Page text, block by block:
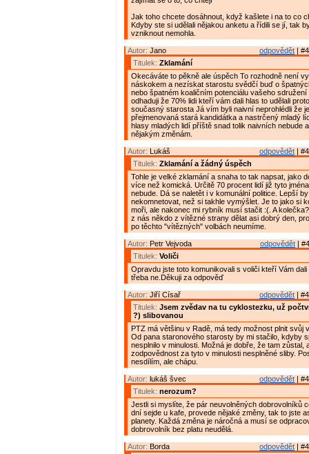
Jak toho chcete dosáhnout, když kašlete i na to co
Kdyby ste si udělali nějakou anketu a řídili se jí, tak
vzniknout nemohla.
odpovědět |
Autor: Jano
Titulek: Zklamání
Okecáváte to pěkně ale úspěch To rozhodně není
náskokem a nezískat starostu svědčí buď o
nebo špatném koaličním potenciálu vašeho sdružení
odhaduji že 70% lidi kteří vám dali hlas to udělali
současný starosta Já vím byli naivní neprohlédli že
přejmenovaná stará kandidátka a nastrčený mladý
hlasy mladých lidí příště snad tolik naivních nebude
nějakým změnám.
odpovědět |
Autor: Lukáš
Titulek: Zklamání a žádný úspěch
Tohle je velké zklamání a snaha to tak napsat, jako
více než komická. Určitě 70 procent lidí již tyto
nebude. Dá se naletět i v komunální politice. Lepší
nekomnetovat, než si takhle vymýšlet. Je to jako si
moři, ale nakonec mi rybník musí stačit :(. A
z nás někdo z vítězné strany dělat asi dobrý den,
po těchto "vítězných" volbách neumíme.
odpovědět |
Autor: Petr Vejvoda
Titulek: Voliči
Opravdu jste toto komunikovali s voliči kteří Vám dali
třeba ne.Děkuji za odpověď
odpovědět |
Autor: Jiří Císař
Titulek: Jsem zvědav na tu cyklostezku, už
?) slibovanou
PTZ má většinu v Radě, má tedy možnost plnit svůj
Od pana staronového starosty by mi stačilo, kdyby
nesplnilo v minulosti. Možná je dobře, že tam zůstal,
zodpovědnost za tyto v minulosti nesplněné sliby.
nesdílím, ale chápu.
odpovědět |
Autor: lukáš švec
Titulek: nerozum?
Jestli si myslíte, že pár neuvolněných dobrovolníků
dní sejde u kafe, provede nějaké změny, tak to jste
planety. Každá změna je náročná a musí se
dobrovolník bez platu neudělá.
odpovědět |
Autor: Borda